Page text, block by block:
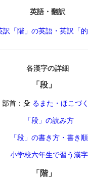
英語・翻訳
訳 「階」の英語・英訳 「
各漢字の詳細
「段」
部首：殳 るまた・ほこづ
「段」の読み方
「段」の書き方・書き順
小学校六年生で習う漢字
「階」